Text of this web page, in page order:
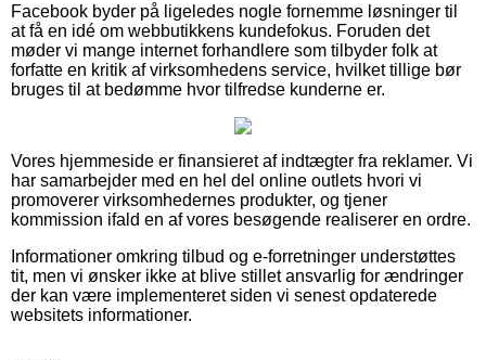
Facebook byder på ligeledes nogle fornemme løsninger til
at få en idé om webbutikkens kundefokus. Foruden det
møder vi mange internet forhandlere som tilbyder folk at
forfatte en kritik af virksomhedens service, hvilket tillige bør
bruges til at bedømme hvor tilfredse kunderne er.
Vores hjemmeside er finansieret af indtægter fra reklamer. Vi
har samarbejder med en hel del online outlets hvori vi
promoverer virksomhedernes produkter, og tjener
kommission ifald en af vores besøgende realiserer en ordre.
Informationer omkring tilbud og e-forretninger understøttes
tit, men vi ønsker ikke at blive stillet ansvarlig for ændringer
der kan være implementeret siden vi senest opdaterede
websitets informationer.